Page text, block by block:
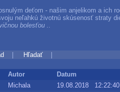
deťom - našim anjelikom a ich
neľahkú životnú skúsenosť straty
je polovičnou bolesťou ..
Hľadať|
Autor
Datum
Michala
19.08.2018 12:22:40